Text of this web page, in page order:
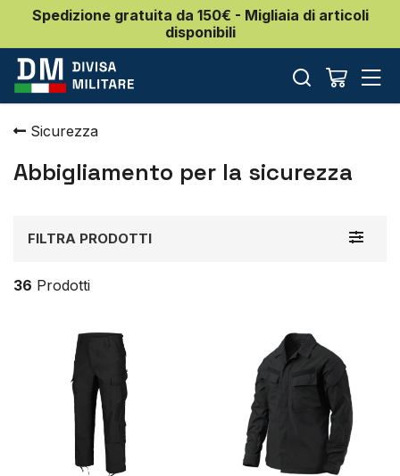
Spedizione gratuita da 150€ - Migliaia di articoli
disponibili
Sicurezza
Abbigliamento per la sicurezza
Toggle
FILTRA PRODOTTI
36 Prodotti